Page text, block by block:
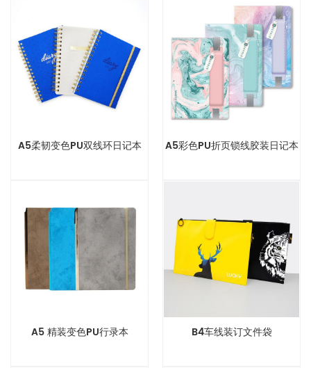
A5柔韧变色PU双线环日记本 A5彩色PU折页锁线胶装日记本
A5 精装变色PU行录本 B4车线装订文件袋